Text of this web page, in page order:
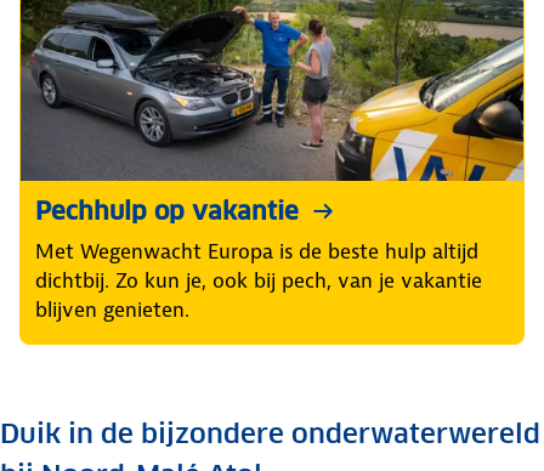
Pechhulp op vakantie
Met Wegenwacht Europa is de beste hulp altijd
dichtbij. Zo kun je, ook bij pech, van je vakantie
blijven genieten.
Duik in de bijzondere onderwaterwereld